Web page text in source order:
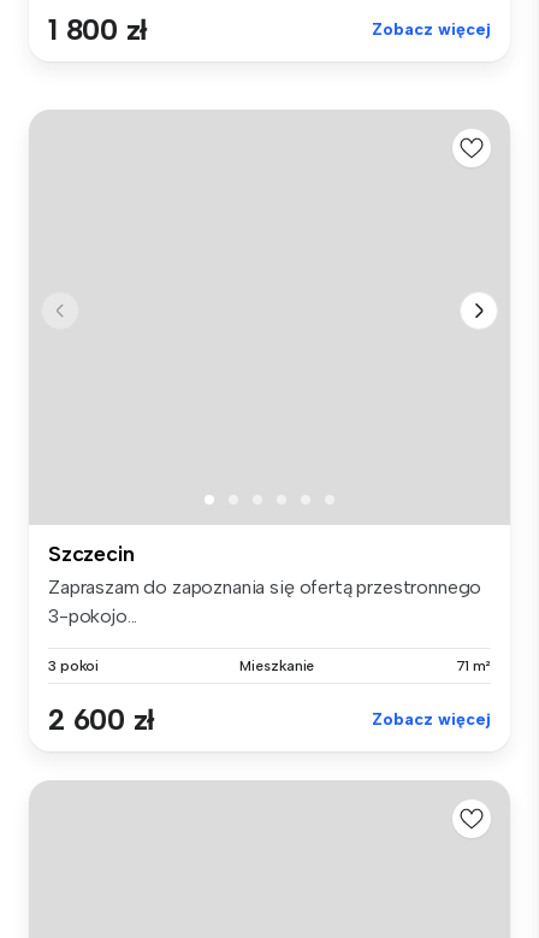
1 800 zł Zobacz więcej
Szczecin
Zapraszam do zapoznania się ofertą przestronnego
3-pokojo...
3 pokoi Mieszkanie 71 m²
2 600 zł Zobacz więcej